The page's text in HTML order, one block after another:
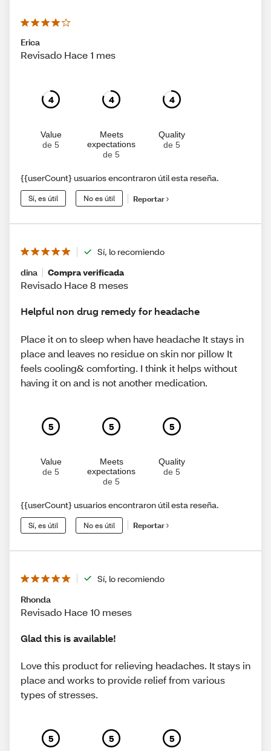
Erica
Revisado Hace 1 mes
4
Value
de 5
4
Meets
expectations
de 5
4
Quality
de 5
{{userCount} usuarios encontraron útil esta reseña.
Sí, es útil No es útil Reportar
Sí, lo recomiendo
dina
Compra verificada
Revisado Hace 8 meses
Helpful non drug remedy for headache
Place it on to sleep when have headache It stays in
place and leaves no residue on skin nor pillow It
feels cooling& comforting. I think it helps without
having it on and is not another medication.
5
Value
de 5
5
Meets
expectations
de 5
5
Quality
de 5
{{userCount} usuarios encontraron útil esta reseña.
Sí, es útil No es útil Reportar
Sí, lo recomiendo
Rhonda
Revisado Hace 10 meses
Glad this is available!
Love this product for relieving headaches. It stays in
place and works to provide relief from various
types of stresses.
5 5 5